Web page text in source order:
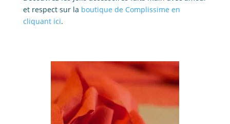
et respect sur la boutique de Complissime en
cliquant ici.